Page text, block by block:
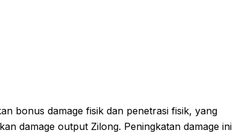
bonus damage fisik dan penetrasi fisik, yang
damage output Zilong. Peningkatan damage ini